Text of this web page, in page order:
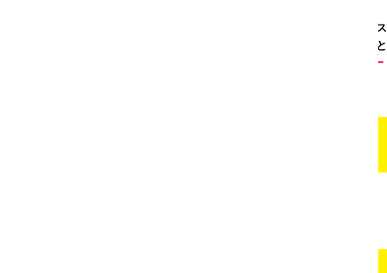
。ガソリンス
タンドや整備工場の既存インフラを活用すること
リー